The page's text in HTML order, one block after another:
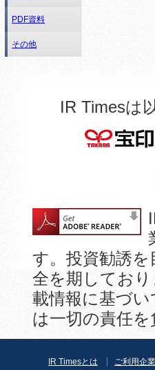
PDF資料
その他
IR Timesは
す。投資勧誘
全を期してお
載情報に基づ
は一切の責任を
IR Timesとは ご利用企業